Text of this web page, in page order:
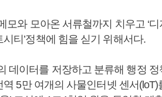
모와 모아온 서류철까지 치우고 ‘
티’정책에 힘을 싣기 위해서다.
데이터를 저장하고 분류해 행정
5만 여개의 사물인터넷 센서